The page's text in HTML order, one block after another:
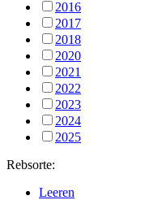
2016
2017
2018
2020
2021
2022
2023
2024
2025
Rebsorte:
Leeren